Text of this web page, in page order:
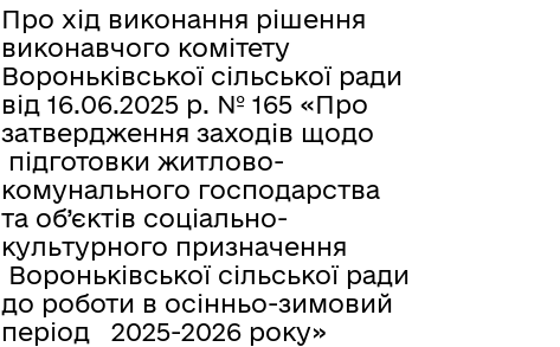
Про хід виконання рішення
виконавчого комітету
Вороньківської сільської ради
від 16.06.2025 р. № 165 «Про
затвердження заходів щодо
підготовки житлово-
комунального господарства
та об’єктів соціально-
культурного призначення
Вороньківської сільської ради
до роботи в осінньо-зимовий
період 2025-2026 року»